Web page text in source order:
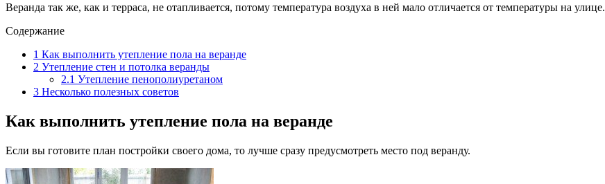
Веранда так же, как и терраса, не отапливается, потому температура воздуха в ней мало отличается от температуры на улице.
Содержание
1 Как выполнить утепление пола на веранде
2 Утепление стен и потолка веранды
2.1 Утепление пенополиуретаном
3 Несколько полезных советов
Как выполнить утепление пола на веранде
Если вы готовите план постройки своего дома, то лучше сразу предусмотреть место под веранду.